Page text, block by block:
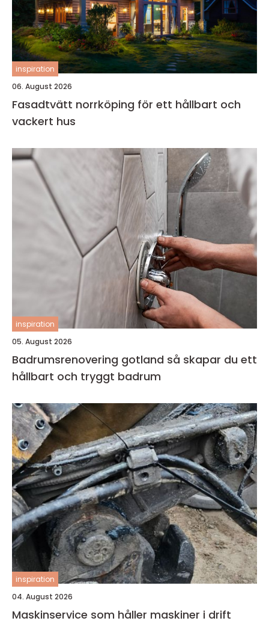
inspiration
06. August 2026
Fasadtvätt norrköping för ett hållbart och
vackert hus
inspiration
05. August 2026
Badrumsrenovering gotland så skapar du ett
hållbart och tryggt badrum
inspiration
04. August 2026
Maskinservice som håller maskiner i drift